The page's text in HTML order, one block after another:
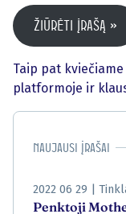
Žiūrėti įrašą
Taip pat
platformoje ir
Naujausi įrašai
2022 06 29
Penktoji